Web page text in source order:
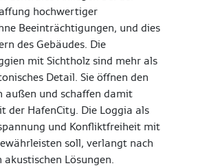
hochwertiger
Beeinträchtigungen, und dies
des Gebäudes. Die
mit Sichtholz sind mehr als
Detail. Sie öffnen den
außen und schaffen damit
der HafenCity. Die Loggia als
und Konfliktfreiheit mit
soll, verlangt nach
Lösungen.